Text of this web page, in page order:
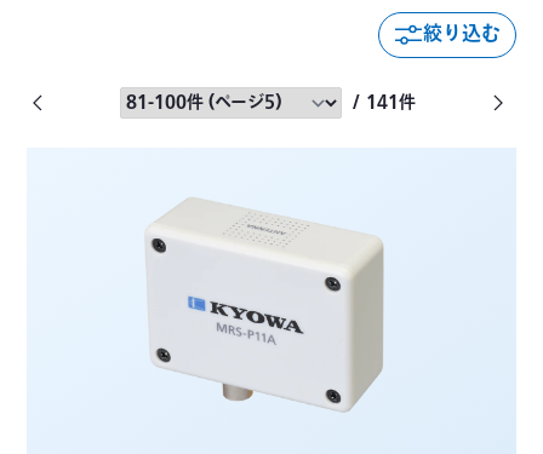
絞り込む
/ 141件